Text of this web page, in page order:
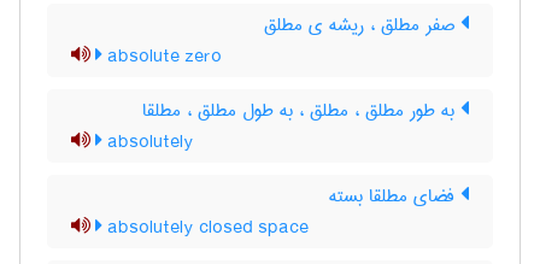
صفر مطلق ، ریشه ی مطلق
absolute zero
به طور مطلق ، مطلق ، به طول مطلق ، مطلقا
absolutely
فضای مطلقا بسته
absolutely closed space